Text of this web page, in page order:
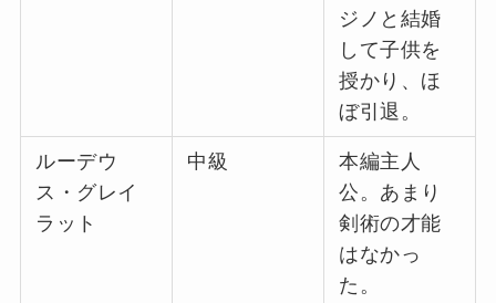
ジノと結婚
して子供を
授かり、ほ
ぼ引退。
ルーデウ
ス・グレイ
ラット
中級
本編主人
公。あまり
剣術の才能
はなかっ
た。